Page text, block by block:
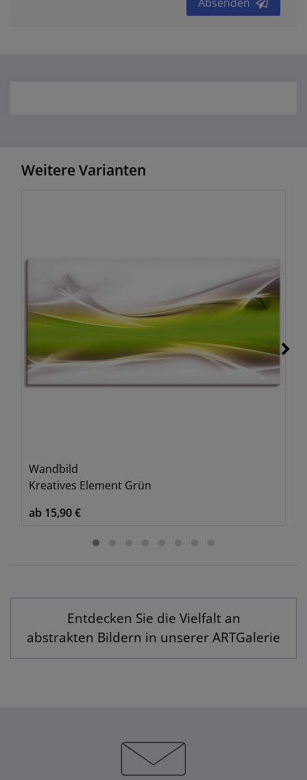
Weitere Varianten
Wandbild
Kreatives Element Grün
ab 15,90 €
Entdecken Sie die Vielfalt an
abstrakten Bildern in unserer ARTGalerie